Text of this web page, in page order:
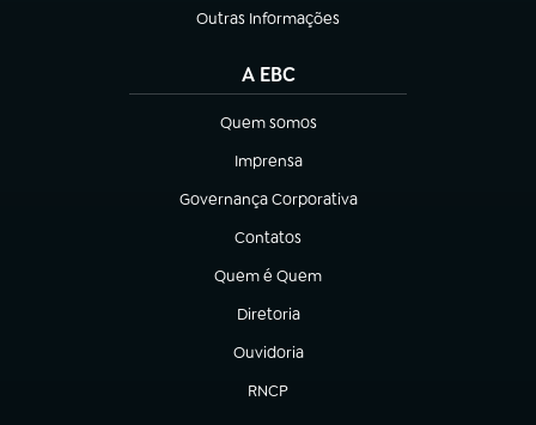
Outras Informações
(abre em nova aba)
A EBC
Quem somos
(abre em nova aba)
Imprensa
(abre em nova aba)
Governança Corporativa
(abre em nova aba)
Contatos
(abre em nova aba)
Quem é Quem
(abre em nova aba)
Diretoria
(abre em nova aba)
Ouvidoria
(abre em nova aba)
RNCP
(abre em nova aba)